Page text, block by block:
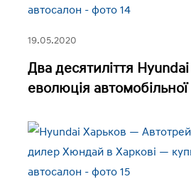
19.05.2020
Два десятиліття
еволюція автомобільної